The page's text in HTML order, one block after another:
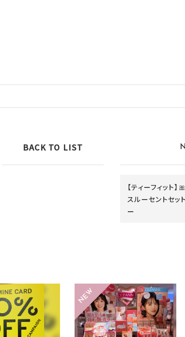
BACK TO LIST
【ティーフィット
スルーセントセッ
ー